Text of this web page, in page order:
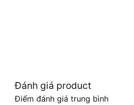
Đánh giá product
Điểm đánh giá trung bình